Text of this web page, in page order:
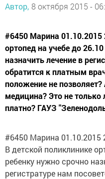
Автор, 8 октября 2015 -
#6450 Марина 01.10.2015
ортопед на учебе до
назначить лечение в
обратится к платным
положение не
медицина? Это не
платно? ГАУЗ
#6450 Марина 01.10.2015
В детской поликлинике
ребенку нужно срочно
регистратуре нам